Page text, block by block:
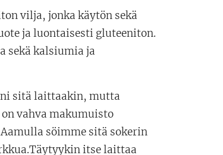
vilja, jonka käytön sekä
ja luontaisesti gluteeniton.
sekä kalsiumia ja
sitä laittaakin, mutta
vahva makumuisto
söimme sitä sokerin
itse laittaa